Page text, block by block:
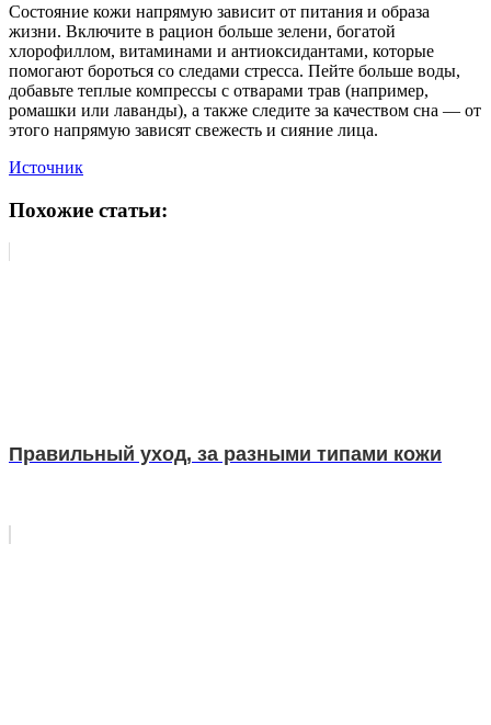
Состояние кожи напрямую зависит от питания и образа
жизни. Включите в рацион больше зелени, богатой
хлорофиллом, витаминами и антиоксидантами, которые
помогают бороться со следами стресса. Пейте больше воды,
добавьте теплые компрессы с отварами трав (например,
ромашки или лаванды), а также следите за качеством сна — от
этого напрямую зависят свежесть и сияние лица.
Источник
Похожие статьи:
Правильный уход, за разными типами кожи